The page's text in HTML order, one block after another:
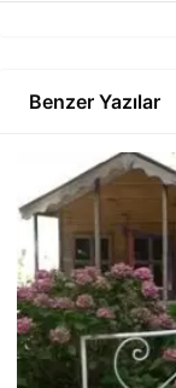
Benzer Yazılar